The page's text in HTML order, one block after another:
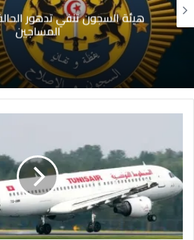
تنفي تدهور الحالة الصحية لبعض
المساجين